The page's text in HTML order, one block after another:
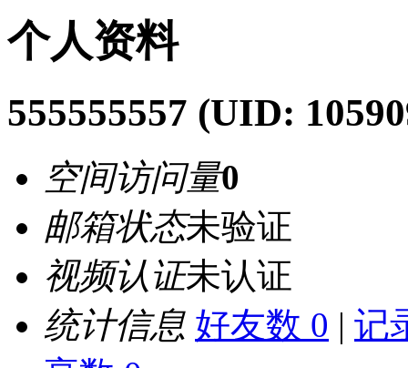
个人资料
555555557 (UID:
空间访问量0
邮箱状态未验证
视频认证未认证
统计信息 好友数 0 | 记